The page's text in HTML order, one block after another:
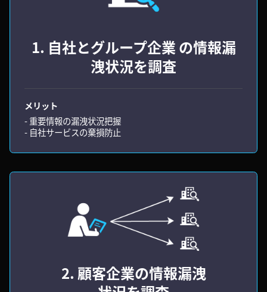
1. 自社とグループ企業 の情報漏
洩状況を調査
メリット
- 重要情報の漏洩状況把握
- 自社サービスの棄損防止
2. 顧客企業の情報漏洩